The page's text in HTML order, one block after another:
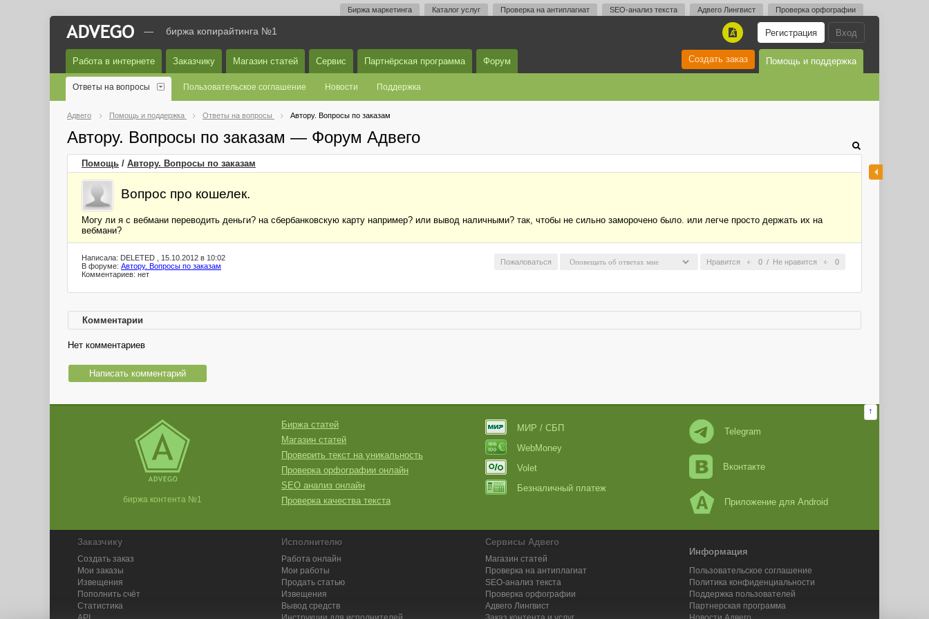
Биржа маркетинга Каталог услуг Проверка на антиплагиат SEO-анализ текста Адвего Лингвист Проверка орфографии
Вход
Регистрация
A
— биржа копирайтинга №1
Работа в интернете Заказчику Магазин статей Сервис Партнёрская программа Форум Помощь и поддержка
Создать заказ
Ответы на вопросы Пользовательское соглашение Новости Поддержка
Адвего Помощь и поддержка Ответы на вопросы Автору. Вопросы по заказам
Автору. Вопросы по заказам — Форум Адвего
Помощь / Автору. Вопросы по заказам
Вопрос про кошелек.
Могу ли я с вебмани переводить деньги? на сбербанковскую карту например? или вывод наличными? так, чтобы не сильно заморочено было. или легче просто держать их на
вебмани?
Нравится 0 / Не нравится 0
Пожаловаться
Написала: DELETED , 15.10.2012 в 10:02
В форуме: Автору. Вопросы по заказам
Комментариев: нет
Комментарии
Нет комментариев
Написать комментарий
↑
биржа контента №1
Биржа статей
Магазин статей
Проверить текст на уникальность
Проверка орфографии онлайн
SEO анализ онлайн
Проверка качества текста
МИР / СБП
WebMoney
Volet
Безналичный платеж
Telegram
Вконтакте
Приложение для Android
Заказчику
Создать заказ
Мои заказы
Извещения
Пополнить счёт
Статистика
Исполнителю
Работа онлайн
Мои работы
Продать статью
Извещения
Вывод средств
Сервисы Адвего
Магазин статей
Проверка на антиплагиат
SEO-анализ текста
Проверка орфографии
Адвего Лингвист
Информация
Пользовательское соглашение
Политика конфиденциальности
Поддержка пользователей
Партнерская программа